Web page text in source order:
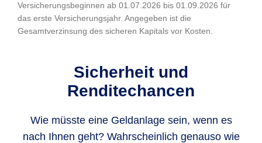
Versicherungsbeginnen ab 01.07.2026 bis 01.09.2026 für
das erste Versicherungsjahr. Angegeben ist die
Gesamtverzinsung des sicheren Kapitals vor Kosten.
Sicherheit und
Renditechancen
Wie müsste eine Geldanlage sein, wenn es
nach Ihnen geht? Wahrscheinlich genauso wie